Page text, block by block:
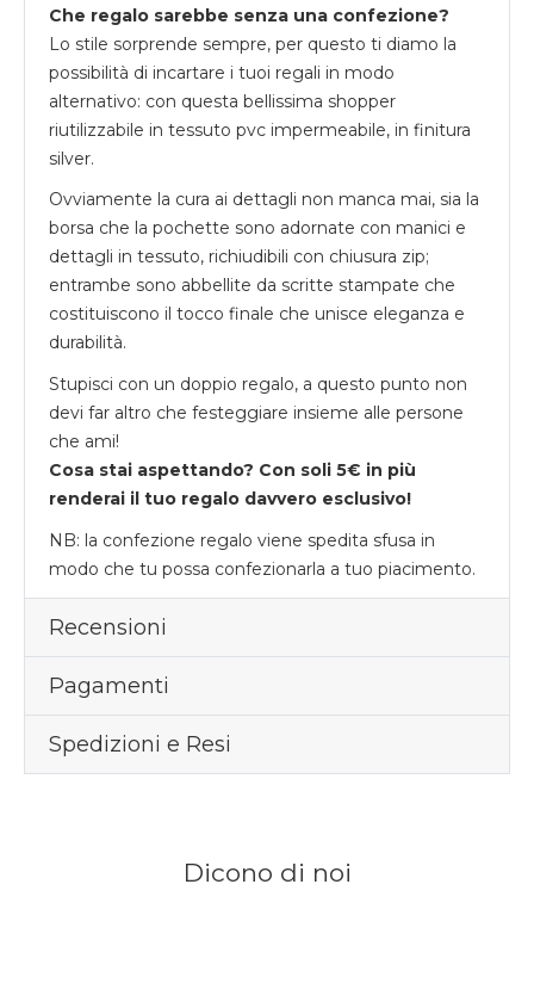
Che regalo sarebbe senza una confezione?
Lo stile sorprende sempre, per questo ti diamo la
possibilità di incartare i tuoi regali in modo
alternativo: con questa bellissima shopper
riutilizzabile in tessuto pvc impermeabile, in finitura
silver.
Ovviamente la cura ai dettagli non manca mai, sia la
borsa che la pochette sono adornate con manici e
dettagli in tessuto, richiudibili con chiusura zip;
entrambe sono abbellite da scritte stampate che
costituiscono il tocco finale che unisce eleganza e
durabilità.
Stupisci con un doppio regalo, a questo punto non
devi far altro che festeggiare insieme alle persone
che ami!
Cosa stai aspettando? Con soli 5€ in più
renderai il tuo regalo davvero esclusivo!
NB: la confezione regalo viene spedita sfusa in
modo che tu possa confezionarla a tuo piacimento.
Recensioni
Pagamenti
Spedizioni e Resi
Dicono di noi